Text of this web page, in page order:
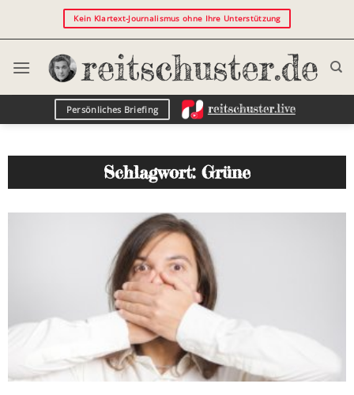
Kein Klartext-Journalismus ohne Ihre Unterstützung
Persönliches Briefing
Schlagwort: Grüne